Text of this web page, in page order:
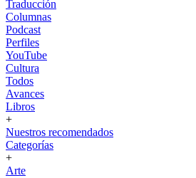
Traducción
Columnas
Podcast
Perfiles
YouTube
Cultura
Todos
Avances
Libros
+
Nuestros recomendados
Categorías
+
Arte